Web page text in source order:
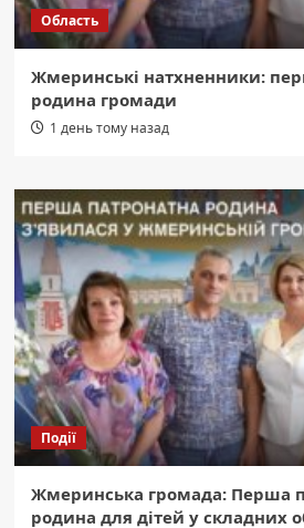
Область
Жмеринські натхненники:
родина громади
1 день тому назад
Події
Жмеринська громада: Перша
родина для дітей у складних